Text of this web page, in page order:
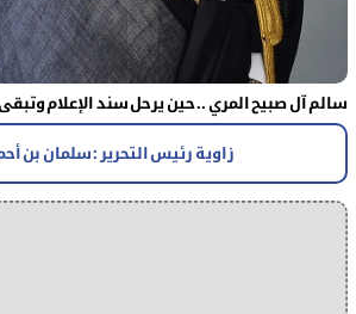
سالم آل صبيح المري .. حين يرحل سند الإعلام
زاوية رئيس التحرير : سلمان بن